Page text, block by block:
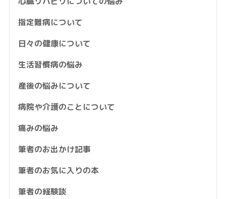
指定難病について
日々の健康について
生活習慣病の悩み
産後の悩みについて
病院や介護のことについて
痛みの悩み
筆者のお出かけ記事
筆者のお気に入りの本
筆者の経験談